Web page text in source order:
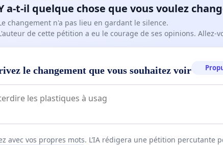
a-t-il quelque chose que vous voulez
changement n'a pas lieu en gardant le silence.
de cette pétition a eu le courage de ses opinions. Allez-
le changement que vous souhaitez voir
avec vos propres mots. L’IA rédigera une pétition percutante